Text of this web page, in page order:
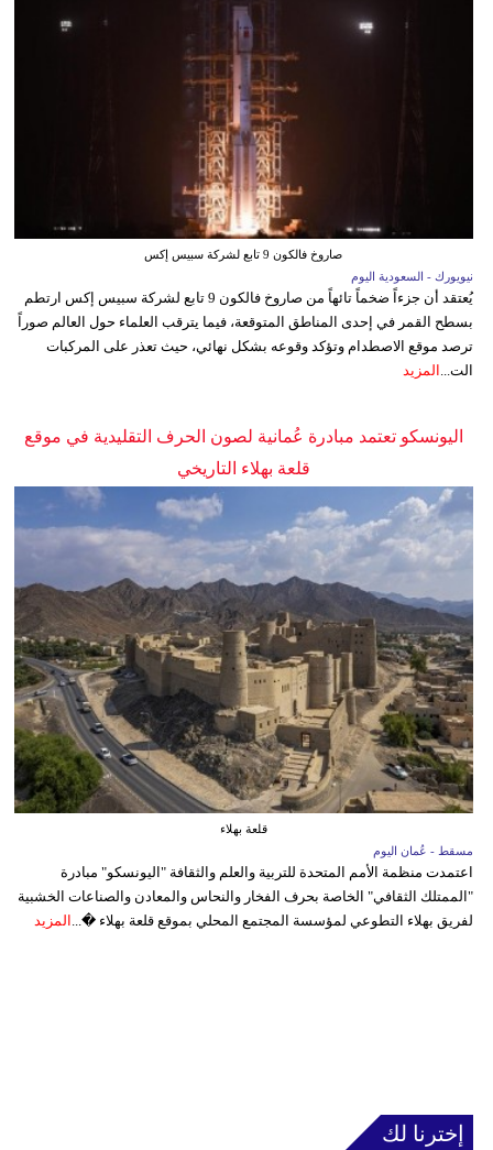
صاروخ فالكون 9 تابع لشركة سبيس إكس
نيويورك - السعودية اليوم
يُعتقد أن جزءاً ضخماً تائهاً من صاروخ فالكون 9 تابع لشركة سبيس إكس ارتطم
بسطح القمر في إحدى المناطق المتوقعة، فيما يترقب العلماء حول العالم صوراً
ترصد موقع الاصطدام وتؤكد وقوعه بشكل نهائي، حيث تعذر على المركبات
الت... المزيد
اليونسكو تعتمد مبادرة عُمانية لصون الحرف التقليدية في موقع
قلعة بهلاء التاريخي
قلعة بهلاء
مسقط - عُمان اليوم
اعتمدت منظمة الأمم المتحدة للتربية والعلم والثقافة "اليونسكو" مبادرة
"الممتلك الثقافي" الخاصة بحرف الفخار والنحاس والمعادن والصناعات الخشبية
لفريق بهلاء التطوعي لمؤسسة المجتمع المحلي بموقع قلعة بهلاء �... المزيد
إخترنا لك